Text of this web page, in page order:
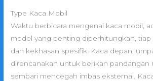
Type Kaca Mobil
Waktu berbicara mengenai kaca mobil,
model yang penting diperhitungkan, tiap
dan kekhasan spesifik. Kaca depan,
direncanakan untuk berikan pandangan
sembari mencegah imbas eksternal.